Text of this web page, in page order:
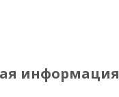
информация